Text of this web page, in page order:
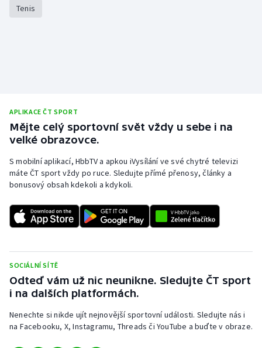
Short track
Vodní slalom
Volejbal
Ostatní
Tenis
APLIKACE ČT SPORT
Mějte celý sportovní svět vždy u sebe i na
velké obrazovce.
S mobilní aplikací, HbbTV a apkou iVysílání ve své chytré televizi
máte ČT sport vždy po ruce. Sledujte přímé přenosy, články a
bonusový obsah kdekoli a kdykoli.
SOCIÁLNÍ SÍTĚ
Odteď vám už nic neunikne. Sledujte ČT sport
i na dalších platformách.
Nenechte si nikde ujít nejnovější sportovní události. Sledujte nás i
na Facebooku, X, Instagramu, Threads či YouTube a buďte v obraze.